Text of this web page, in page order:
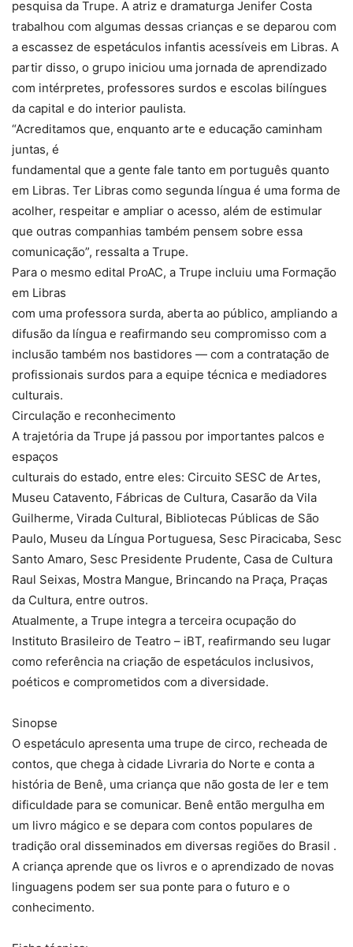
pesquisa da Trupe. A atriz e dramaturga Jenifer Costa
trabalhou com algumas dessas crianças e se deparou com
a escassez de espetáculos infantis acessíveis em Libras. A
partir disso, o grupo iniciou uma jornada de aprendizado
com intérpretes, professores surdos e escolas bilíngues
da capital e do interior paulista.
“Acreditamos que, enquanto arte e educação caminham
juntas, é
fundamental que a gente fale tanto em português quanto
em Libras. Ter Libras como segunda língua é uma forma de
acolher, respeitar e ampliar o acesso, além de estimular
que outras companhias também pensem sobre essa
comunicação”, ressalta a Trupe.
Para o mesmo edital ProAC, a Trupe incluiu uma Formação
em Libras
com uma professora surda, aberta ao público, ampliando a
difusão da língua e reafirmando seu compromisso com a
inclusão também nos bastidores — com a contratação de
profissionais surdos para a equipe técnica e mediadores
culturais.
Circulação e reconhecimento
A trajetória da Trupe já passou por importantes palcos e
espaços
culturais do estado, entre eles: Circuito SESC de Artes,
Museu Catavento, Fábricas de Cultura, Casarão da Vila
Guilherme, Virada Cultural, Bibliotecas Públicas de São
Paulo, Museu da Língua Portuguesa, Sesc Piracicaba, Sesc
Santo Amaro, Sesc Presidente Prudente, Casa de Cultura
Raul Seixas, Mostra Mangue, Brincando na Praça, Praças
da Cultura, entre outros.
Atualmente, a Trupe integra a terceira ocupação do
Instituto Brasileiro de Teatro – iBT, reafirmando seu lugar
como referência na criação de espetáculos inclusivos,
poéticos e comprometidos com a diversidade.
Sinopse
O espetáculo apresenta uma trupe de circo, recheada de
contos, que chega à cidade Livraria do Norte e conta a
história de Benê, uma criança que não gosta de ler e tem
dificuldade para se comunicar. Benê então mergulha em
um livro mágico e se depara com contos populares de
tradição oral disseminados em diversas regiões do Brasil .
A criança aprende que os livros e o aprendizado de novas
linguagens podem ser sua ponte para o futuro e o
conhecimento.